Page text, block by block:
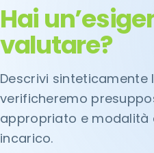
Hai
valutare?
Descrivi sinteticamente
verificheremo
appropriato e modalità
incarico.